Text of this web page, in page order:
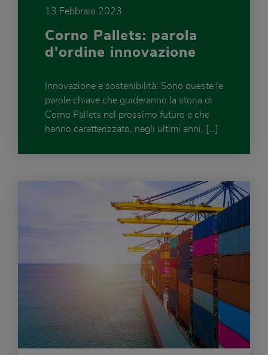
13 Febbraio 2023
Corno Pallets: parola
d'ordine innovazione
Innovazione e sostenibilità. Sono queste le
parole chiave che guide­ranno la storia di
Corno Pallets nel prossimo futuro e che
hanno caratte­rizzato, negli ultimi anni, […]